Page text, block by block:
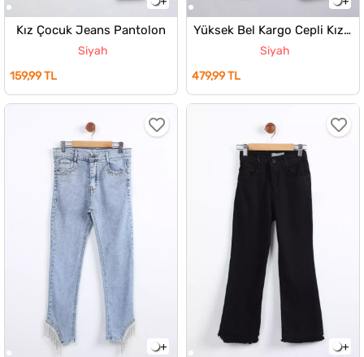
Kız Çocuk Jeans Pantolon
Siyah
159,99 TL
Yüksek Bel Kargo Cepli Kız Çocuk Jean Kot Pantolon
Siyah
479,99 TL